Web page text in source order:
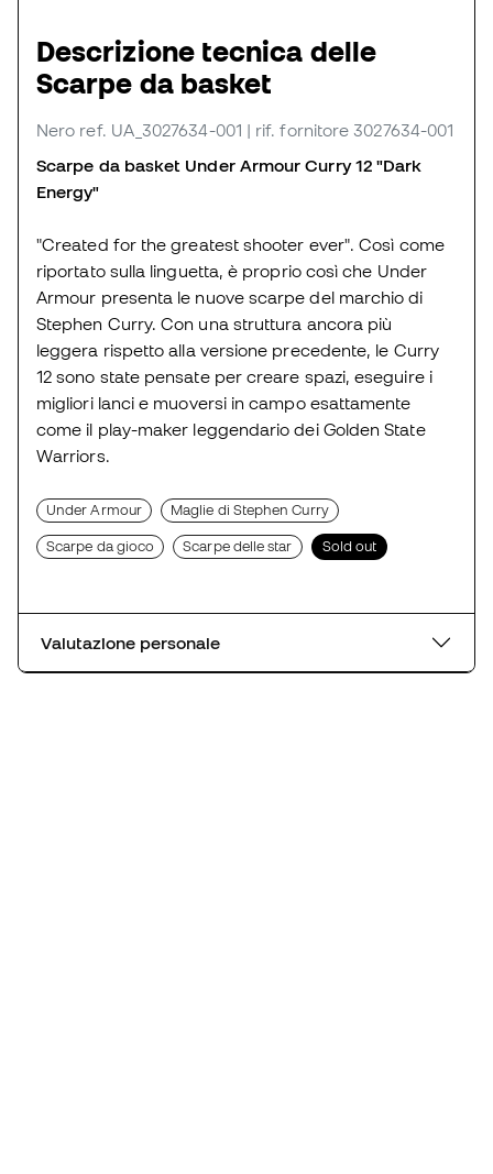
Descrizione tecnica delle
Scarpe da basket
Nero ref. UA_3027634-001 | rif. fornitore 3027634-001
Scarpe da basket Under Armour Curry 12 "Dark
Energy"
"Created for the greatest shooter ever". Così come
riportato sulla linguetta, è proprio così che Under
Armour presenta le nuove scarpe del marchio di
Stephen Curry. Con una struttura ancora più
leggera rispetto alla versione precedente, le Curry
12 sono state pensate per creare spazi, eseguire i
migliori lanci e muoversi in campo esattamente
come il play-maker leggendario dei Golden State
Warriors.
Under Armour Maglie di Stephen Curry
Scarpe da gioco Scarpe delle star Sold out
Valutazione personale